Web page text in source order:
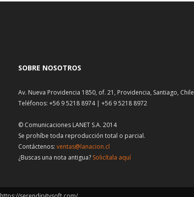
SOBRE NOSOTROS
Av. Nueva Providencia 1850, of. 21, Providencia, Santiago, Chile
Teléfonos: +56 9 5218 8974 | +56 9 5218 8972
© Comunicaciones LANET S.A. 2014
Se prohíbe toda reproducción total o parcial.
Contáctenos: ventas@lanacion.cl
¿Buscas una nota antigua? Solicítala aquí